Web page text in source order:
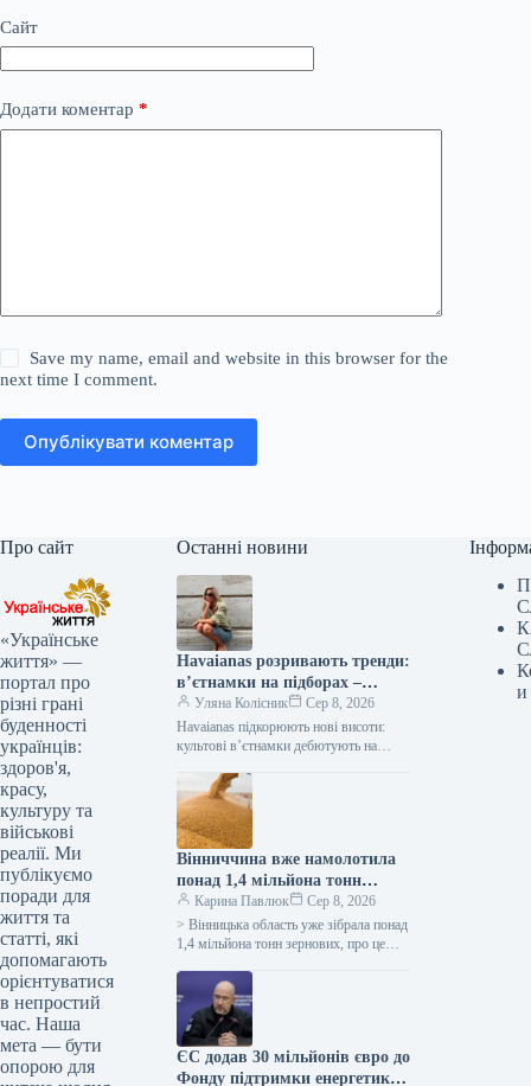
Сайт
Додати коментар *
Save my name, email and website in this browser for the
next time I comment.
Опублікувати коментар
Про сайт
«Українське
життя» —
портал про
різні грані
буденності
українців:
здоров'я,
красу,
культуру та
військові
реалії. Ми
публікуємо
поради для
життя та
статті, які
допомагають
орієнтуватися
в непростий
час. Наша
мета — бути
опорою для
Останні новини
Havaianas розривають тренди:
в’єтнамки на підборах –
сенсація року!
Уляна Колісник
Сер 8, 2026
Havaianas підкорюють нові висоти:
культові в’єтнамки дебютують на
своїми легендарними гумовими
шльопанцями на пласкій підошві,
зробив…
Вінниччина вже намолотила
понад 1,4 мільйона тонн
зерна, показавши
врожайність, вищу за
минулорічну, повідомляє
Карина Павлюк
Сер 8, 2026
> Вінницька область уже зібрала понад
1,4 мільйона тонн зернових, про це
військової адміністрації Наталя
Заболотна. “Жнива…
ЄС додав 30 мільйонів євро до
Фонду підтримки енергетики
и